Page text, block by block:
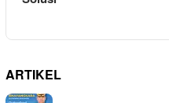
ARTIKEL